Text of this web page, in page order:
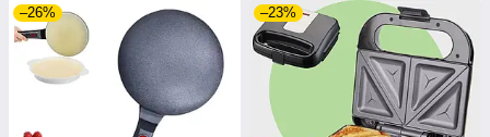
–26% –23%